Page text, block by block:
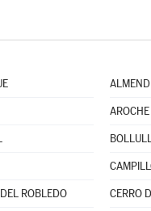
AROCHE
ROBLEDO CERRO